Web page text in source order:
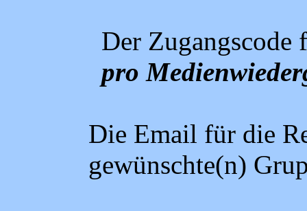
Der Zugangscode
pro
Die Email für die
gewünschte(n)